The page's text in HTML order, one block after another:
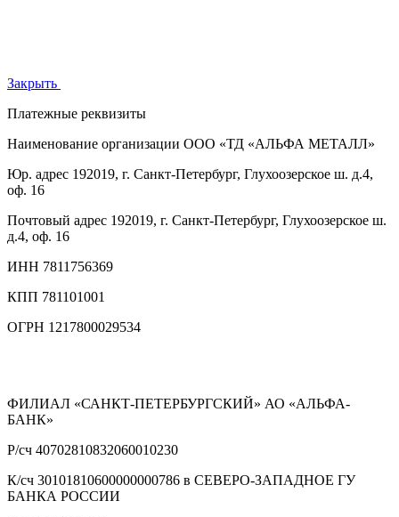
Закрыть
Платежные реквизиты
Наименование организации ООО «ТД «АЛЬФА МЕТАЛЛ»
Юр. адрес 192019, г. Санкт-Петербург, Глухоозерское ш. д.4,
оф. 16
Почтовый адрес 192019, г. Санкт-Петербург, Глухоозерское ш.
д.4, оф. 16
ИНН 7811756369
КПП 781101001
ОГРН 1217800029534
ФИЛИАЛ «САНКТ-ПЕТЕРБУРГСКИЙ» АО «АЛЬФА-
БАНК»
Р/сч 40702810832060010230
К/сч 30101810600000000786 в СЕВЕРО-ЗАПАДНОЕ ГУ
БАНКА РОССИИ